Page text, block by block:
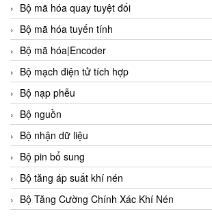
Bộ mã hóa quay tuyệt đối
Bộ mã hóa tuyến tính
Bộ mã hóa|Encoder
Bộ mạch điện tử tích hợp
Bộ nạp phễu
Bộ nguồn
Bộ nhận dữ liệu
Bộ pin bổ sung
Bộ tăng áp suất khí nén
Bộ Tăng Cường Chính Xác Khí Nén